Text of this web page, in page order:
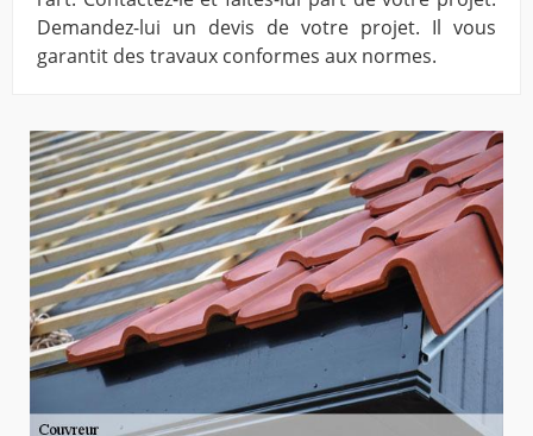
Demandez-lui un devis de votre projet. Il vous
garantit des travaux conformes aux normes.